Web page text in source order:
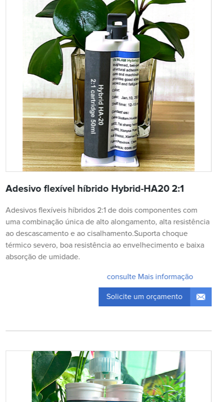
Adesivo flexível híbrido Hybrid-HA20 2:1
Adesivos flexíveis híbridos 2:1 de dois componentes com
uma combinação única de alto alongamento, alta resistência
ao descascamento e ao cisalhamento.Suporta choque
térmico severo, boa resistência ao envelhecimento e baixa
absorção de umidade.
consulte Mais informação
Solicite um orçamento